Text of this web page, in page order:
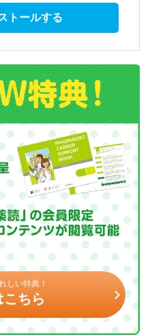
トールする
しい特典！
ちら